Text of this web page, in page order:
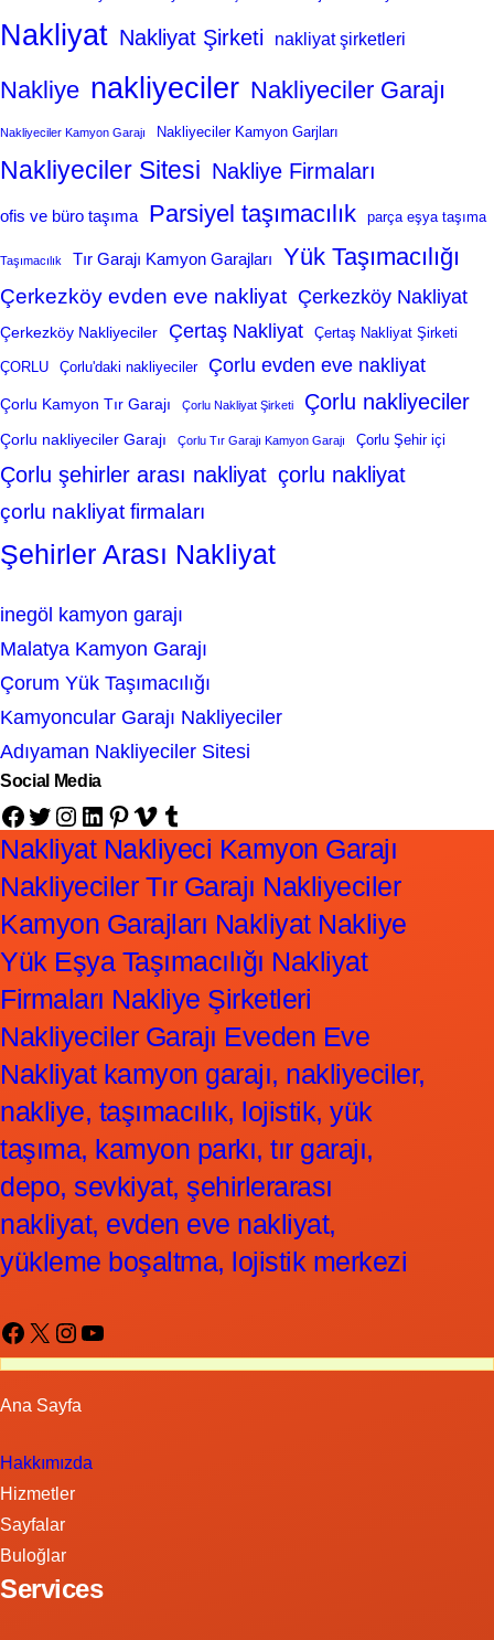
Nakliyat Nakliyat Şirketi nakliyat şirketleri
Nakliye nakliyeciler Nakliyeciler Garajı
Nakliyeciler Kamyon Garajı Nakliyeciler Kamyon Garjları
Nakliyeciler Sitesi Nakliye Firmaları
ofis ve büro taşıma Parsiyel taşımacılık parça eşya taşıma
Taşımacılık Tır Garajı Kamyon Garajları Yük Taşımacılığı
Çerkezköy evden eve nakliyat Çerkezköy Nakliyat
Çerkezköy Nakliyeciler Çertaş Nakliyat Çertaş Nakliyat Şirketi
ÇORLU Çorlu'daki nakliyeciler Çorlu evden eve nakliyat
Çorlu Kamyon Tır Garajı Çorlu Nakliyat Şirketi Çorlu nakliyeciler
Çorlu nakliyeciler Garajı Çorlu Tır Garajı Kamyon Garajı Çorlu Şehir içi
Çorlu şehirler arası nakliyat çorlu nakliyat
çorlu nakliyat firmaları
Şehirler Arası Nakliyat
inegöl kamyon garajı
Malatya Kamyon Garajı
Çorum Yük Taşımacılığı
Kamyoncular Garajı Nakliyeciler
Adıyaman Nakliyeciler Sitesi
Social Media
Facebook Twitter Instagram LinkedIn Pinterest Vimeo Tumblr
Nakliyat Nakliyeci Kamyon Garajı
Nakliyeciler Tır Garajı Nakliyeciler
Kamyon Garajları Nakliyat Nakliye
Yük Eşya Taşımacılığı Nakliyat
Firmaları Nakliye Şirketleri
Nakliyeciler Garajı Eveden Eve
Nakliyat kamyon garajı, nakliyeciler,
nakliye, taşımacılık, lojistik, yük
taşıma, kamyon parkı, tır garajı,
depo, sevkiyat, şehirlerarası
nakliyat, evden eve nakliyat,
yükleme boşaltma, lojistik merkezi
Facebook X Instagram YouTube
Ana Sayfa
Hakkımızda
Hizmetler
Sayfalar
Buloğlar
Services